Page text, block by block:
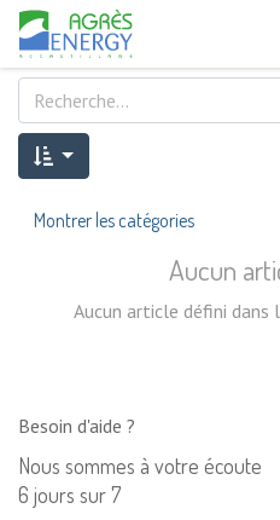
Montrer les catégories
Aucun
Aucun article défini dans
Besoin d'aide ?
Nous sommes à votre écoute
6 jours sur 7